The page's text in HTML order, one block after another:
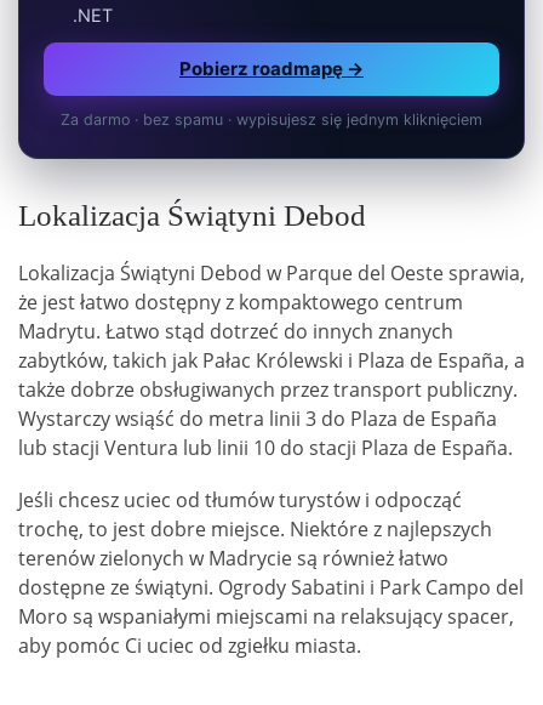
.NET
Pobierz roadmapę →
Za darmo · bez spamu · wypisujesz się jednym kliknięciem
Lokalizacja Świątyni Debod
Lokalizacja Świątyni Debod w Parque del Oeste sprawia,
że jest łatwo dostępny z kompaktowego centrum
Madrytu. Łatwo stąd dotrzeć do innych znanych
zabytków, takich jak Pałac Królewski i Plaza de España, a
także dobrze obsługiwanych przez transport publiczny.
Wystarczy wsiąść do metra linii 3 do Plaza de España
lub stacji Ventura lub linii 10 do stacji Plaza de España.
Jeśli chcesz uciec od tłumów turystów i odpocząć
trochę, to jest dobre miejsce. Niektóre z najlepszych
terenów zielonych w Madrycie są również łatwo
dostępne ze świątyni. Ogrody Sabatini i Park Campo del
Moro są wspaniałymi miejscami na relaksujący spacer,
aby pomóc Ci uciec od zgiełku miasta.